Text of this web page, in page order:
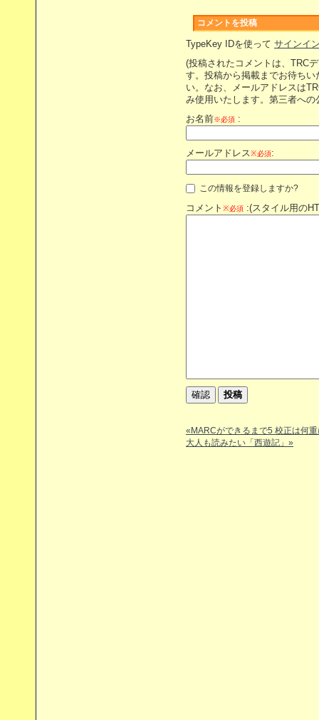
コメントを投稿
TypeKey IDを使って サインイ
(投稿されたコメントは、TRC
す。投稿から掲載までお待ち
い。なお、メールアドレスは
み使用いたします。第三者へ
お名前※必須 :
メールアドレス※必須:
この情報を登録しますか?
コメント ※必須 :(スタイル用の
«MARCができるまで5 校正は何
大人も読みたい「西遊記」»